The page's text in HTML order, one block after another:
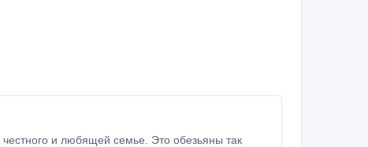
и любящей семье. Это обезьяны так